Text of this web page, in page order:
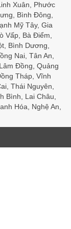
Xuân, Phước
Bình Đông,
Mỹ Tây, Gia
Vấp, Bà Điểm,
Bình Dương,
Nai, Tân An,
Đồng, Quảng
Tháp, Vĩnh
Thái Nguyên,
Bình, Lai Châu,
Hóa, Nghệ An,